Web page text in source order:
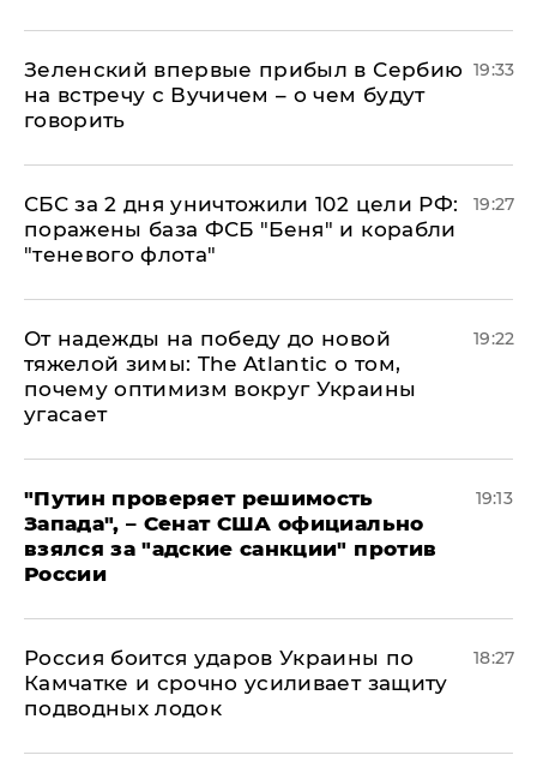
Зеленский впервые прибыл в Сербию
на встречу с Вучичем – о чем будут
говорить
19:33
СБС за 2 дня уничтожили 102 цели РФ:
поражены база ФСБ "Беня" и корабли
"теневого флота"
19:27
От надежды на победу до новой
тяжелой зимы: The Atlantic о том,
почему оптимизм вокруг Украины
угасает
19:22
"Путин проверяет решимость
Запада", – Сенат США официально
взялся за "адские санкции" против
России
19:13
Россия боится ударов Украины по
Камчатке и срочно усиливает защиту
подводных лодок
18:27